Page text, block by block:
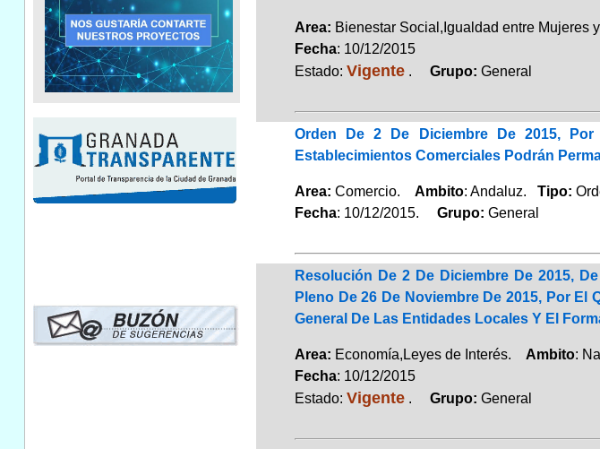
Area: Bienestar Social,Igualdad entre Mujeres
Fecha: 10/12/2015
Estado: Vigente. Grupo: General
Orden De 2 De Diciembre De 2015,
Establecimientos Comerciales Podrán
Area: Comercio. Ambito: Andaluz. Tipo:
Fecha: 10/12/2015. Grupo: General
Resolución De 2 De Diciembre De 2015,
Pleno De 26 De Noviembre De 2015, Por
General De Las Entidades Locales Y El
Area: Economía,Leyes de Interés. Ambito:
Fecha: 10/12/2015
Estado: Vigente. Grupo: General